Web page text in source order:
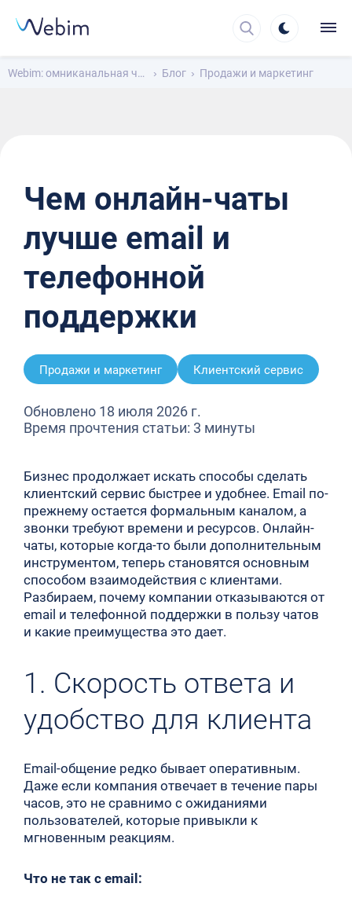
Webim: омниканальная чат-платформа для общения с клиентами Блог Продажи и маркетинг
Чем онлайн-чаты
лучше email и
телефонной
поддержки
Продажи и маркетинг Клиентский сервис
Обновлено 18 июля 2026 г.
Время прочтения статьи: 3 минуты
Бизнес продолжает искать способы сделать
клиентский сервис быстрее и удобнее. Email по-
прежнему остается формальным каналом, а
звонки требуют времени и ресурсов. Онлайн-
чаты, которые когда-то были дополнительным
инструментом, теперь становятся основным
способом взаимодействия с клиентами.
Разбираем, почему компании отказываются от
email и телефонной поддержки в пользу чатов
и какие преимущества это дает.
1. Скорость ответа и
удобство для клиента
Email-общение редко бывает оперативным.
Даже если компания отвечает в течение пары
часов, это не сравнимо с ожиданиями
пользователей, которые привыкли к
мгновенным реакциям.
Что не так с email: